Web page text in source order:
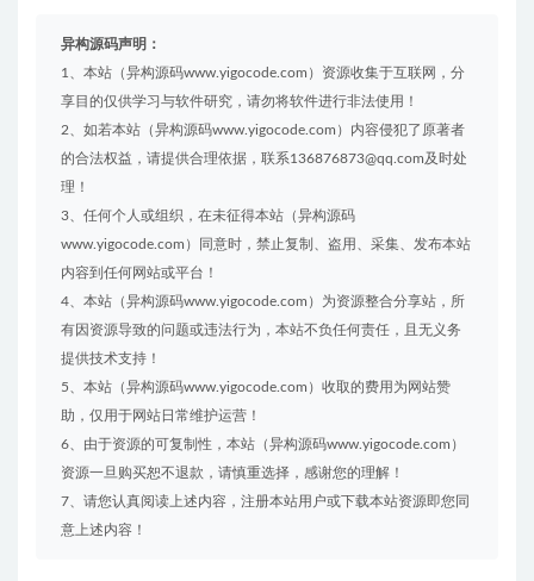
异构源码声明：
1、本站（异构源码www.yigocode.com）资源收集于互联网，分
享目的仅供学习与软件研究，请勿将软件进行非法使用！
2、如若本站（异构源码www.yigocode.com）内容侵犯了原著者
的合法权益，请提供合理依据，联系136876873@qq.com及时处
理！
3、任何个人或组织，在未征得本站（异构源码
www.yigocode.com）同意时，禁止复制、盗用、采集、发布本站
内容到任何网站或平台！
4、本站（异构源码www.yigocode.com）为资源整合分享站，所
有因资源导致的问题或违法行为，本站不负任何责任，且无义务
提供技术支持！
5、本站（异构源码www.yigocode.com）收取的费用为网站赞
助，仅用于网站日常维护运营！
6、由于资源的可复制性，本站（异构源码www.yigocode.com）
资源一旦购买恕不退款，请慎重选择，感谢您的理解！
7、请您认真阅读上述内容，注册本站用户或下载本站资源即您同
意上述内容！